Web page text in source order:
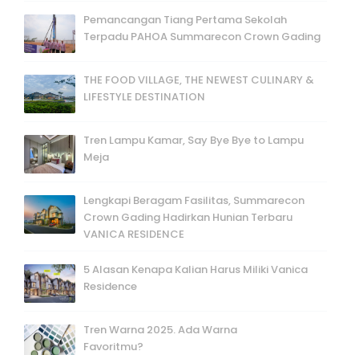
Pemancangan Tiang Pertama Sekolah
Terpadu PAHOA Summarecon Crown Gading
THE FOOD VILLAGE, THE NEWEST CULINARY &
LIFESTYLE DESTINATION
Tren Lampu Kamar, Say Bye Bye to Lampu
Meja
Lengkapi Beragam Fasilitas, Summarecon
Crown Gading Hadirkan Hunian Terbaru
VANICA RESIDENCE
5 Alasan Kenapa Kalian Harus Miliki Vanica
Residence
Tren Warna 2025. Ada Warna
Favoritmu?